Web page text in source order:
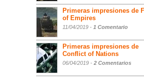
Primeras impresiones de
of Empires
11/04/2019 - 1 Comentario
Primeras impresiones de
Conflict of Nations
06/04/2019 - 2 Comentarios